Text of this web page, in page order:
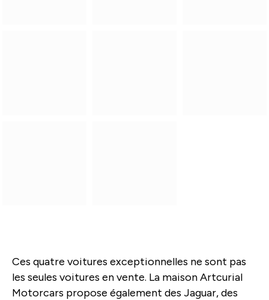
Ces quatre voitures exceptionnelles ne sont pas
les seules voitures en vente. La maison Artcurial
Motorcars propose également des Jaguar, des